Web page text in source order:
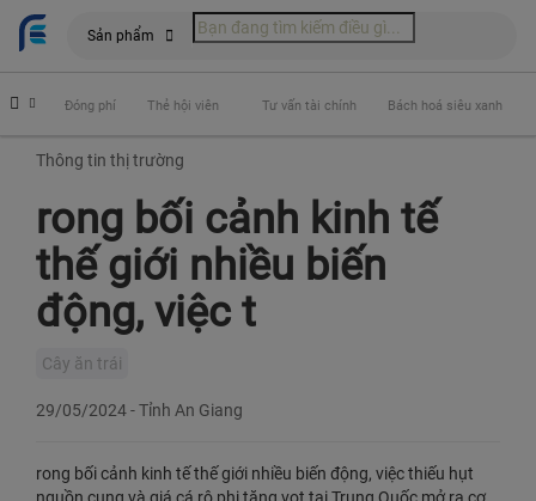
Sản phẩm
Đóng phí Thẻ hội viên Tư vấn tài chính Bách hoá siêu xanh
Thông tin thị trường
rong bối cảnh kinh tế
thế giới nhiều biến
động, việc t
Cây ăn trái
29/05/2024-Tỉnh An Giang
rong bối cảnh kinh tế thế giới nhiều biến động, việc thiếu hụt